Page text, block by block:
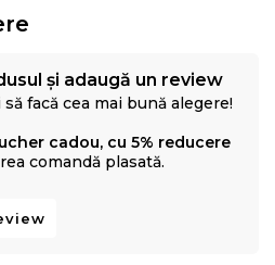
și adaugă un review
facă cea mai bună alegere!
cadou, cu 5% reducere
comandă plasată.